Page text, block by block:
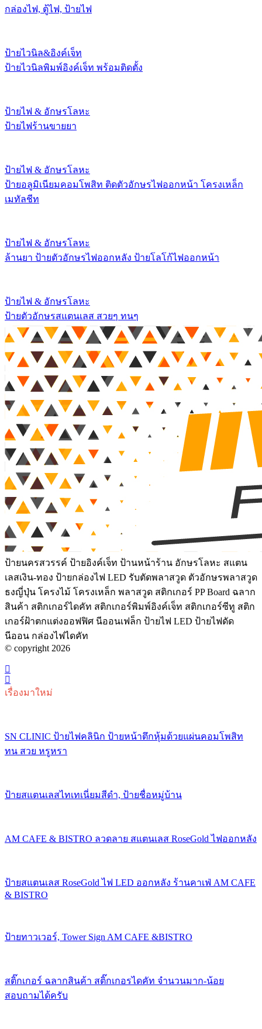
กล่องไฟ, ตู้ไฟ, ป้ายไฟ
ป้ายไวนิล&อิงค์เจ็ท
ป้ายไวนิลพิมพ์อิงค์เจ็ท พร้อมติดตั้ง
ป้ายไฟ & อักษรโลหะ
ป้ายไฟร้านขายยา
ป้ายไฟ & อักษรโลหะ
ป้ายอลูมิเนียมคอมโพสิท ติดตัวอักษรไฟออกหน้า โครงเหล็ก
เมทัลชีท
ป้ายไฟ & อักษรโลหะ
ล้านยา ป้ายตัวอักษรไฟออกหลัง ป้ายโลโก้ไฟออกหน้า
ป้ายไฟ & อักษรโลหะ
ป้ายตัวอักษรสแตนเลส สวยๆ ทนๆ
ป้ายนครสวรรค์ ป้ายอิงค์เจ็ท ป้านหน้าร้าน อักษรโลหะ สแตน
เลสเงิน-ทอง ป้ายกล่องไฟ LED รับตัดพลาสวูด ตัวอักษรพลาสวูด
ธงญี่ปุ่น โครงไม้ โครงเหล็ก พลาสวูด สติกเกอร์ PP Board ฉลาก
สินค้า สติกเกอร์ไดคัท สติกเกอร์พิมพ์อิงค์เจ็ท สติกเกอร์ซีทู สติก
เกอร์ฝ้าตกแต่งออฟฟิศ นีออนเฟล็ก ป้ายไฟ LED ป้ายไฟดัด
นีออน กล่องไฟไดคัท
© copyright 2026
เรื่องมาใหม่
SN CLINIC ป้ายไฟคลินิก ป้ายหน้าตึกหุ้มด้วยแผ่นคอมโพสิท
ทน สวย หรูหรา
ป้ายสแตนเลสไทเทเนี่ยมสีดำ, ป้ายชื่อหมู่บ้าน
AM CAFE & BISTRO ลวดลาย สแตนเลส RoseGold ไฟออกหลัง
ป้ายสแตนเลส RoseGold ไฟ LED ออกหลัง ร้านคาเฟ่ AM CAFE
& BISTRO
ป้ายทาวเวอร์, Tower Sign AM CAFE &BISTRO
สติ๊กเกอร์ ฉลากสินค้า สติ๊กเกอรไดคัท จำนวนมาก-น้อย
สอบถามได้ครับ